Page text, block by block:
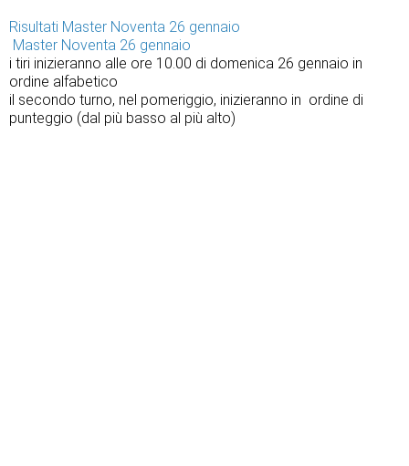
Risultati Master Noventa 26 gennaio
Master Noventa 26 gennaio
i tiri inizieranno alle ore 10.00 di domenica 26 gennaio in
ordine alfabetico
il secondo turno, nel pomeriggio, inizieranno in ordine di
punteggio (dal più basso al più alto)